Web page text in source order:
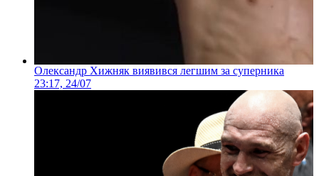
Олександр Хижняк виявився легшим за суперника
23:17, 24/07